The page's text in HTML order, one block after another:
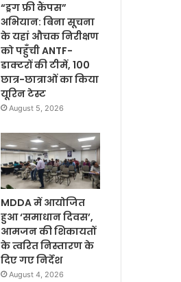
“ड्रग फ्री कैंपस”
अभियान: बिना सूचना
के यहां औचक निरीक्षण
को पहुँची ANTF-
डाक्टरों की टीमें, 100
छात्र-छात्राओं का किया
यूरिन टेस्ट
August 5, 2026
MDDA में आयोजित
हुआ ‘समाधान दिवस’,
आमजन की शिकायतों
के त्वरित निस्तारण के
दिए गए निर्देश
August 4, 2026